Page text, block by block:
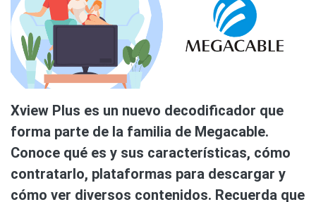
Xview Plus es un nuevo decodificador que
forma parte de la familia de Megacable.
Conoce qué es y sus características, cómo
contratarlo, plataformas para descargar y
cómo ver diversos contenidos. Recuerda que